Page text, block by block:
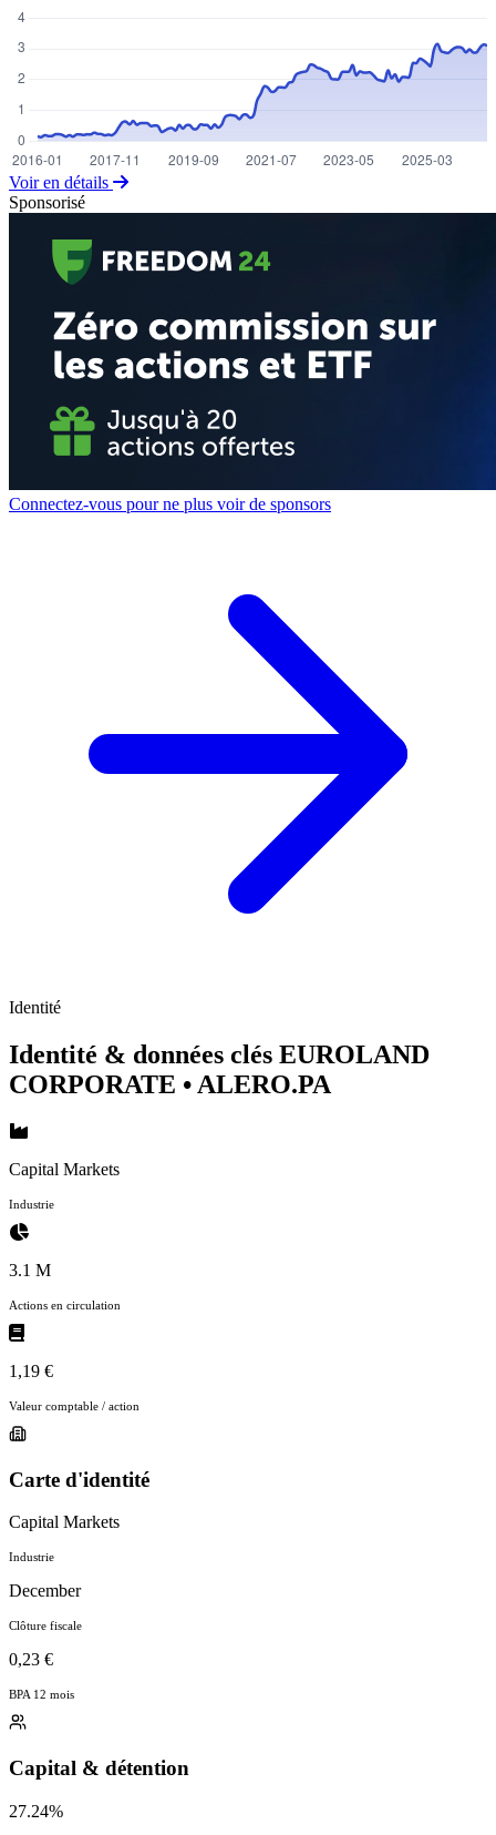
Voir en détails
Sponsorisé
Connectez-vous pour ne plus voir de sponsors
Identité
Identité & données clés EUROLAND
CORPORATE • ALERO.PA
Capital Markets
Industrie
3.1 M
Actions en circulation
1,19 €
Valeur comptable / action
Carte d'identité
Capital Markets
Industrie
December
Clôture fiscale
0,23 €
BPA 12 mois
Capital & détention
27.24%